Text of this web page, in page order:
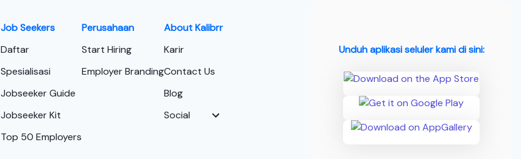
Job Seekers
Daftar
Spesialisasi
Jobseeker Guide
Jobseeker Kit
Top 50 Employers
Perusahaan
Start Hiring
Employer Branding
About Kalibrr
Karir
Contact Us
Blog
Social
Unduh aplikasi seluler kami di sini: